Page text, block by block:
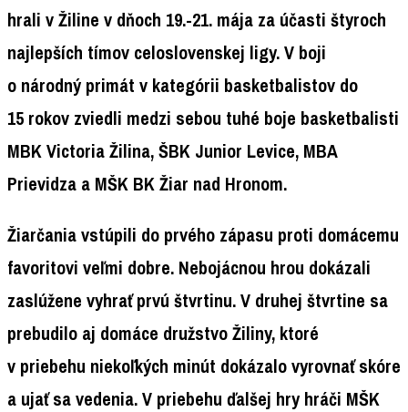
hrali v Žiline v dňoch 19.-21. mája za účasti štyroch
najlepších tímov celoslovenskej ligy. V boji
o národný primát v kategórii basketbalistov do
15 rokov zviedli medzi sebou tuhé boje basketbalisti
MBK Victoria Žilina, ŠBK Junior Levice, MBA
Prievidza a MŠK BK Žiar nad Hronom.
Žiarčania vstúpili do prvého zápasu proti domácemu
favoritovi veľmi dobre. Nebojácnou hrou dokázali
zaslúžene vyhrať prvú štvrtinu. V druhej štvrtine sa
prebudilo aj domáce družstvo Žiliny, ktoré
v priebehu niekoľkých minút dokázalo vyrovnať skóre
a ujať sa vedenia. V priebehu ďalšej hry hráči MŠK